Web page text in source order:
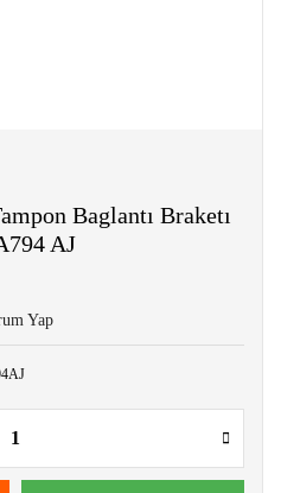
Baglantı Braketı
AJ
Yap